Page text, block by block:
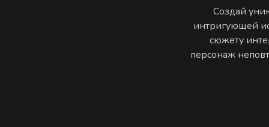
Создай
интригующей
сюжету
персонаж